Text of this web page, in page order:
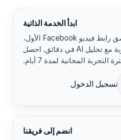
ابدأ الخدمة الذاتية
أنشئ حسابًا مجانيًا، والصق رابط فيديو Facebook الأول،
واحصل على نسخة مكتوبة مع تحليل AI في دقائق. احصل
المجانية لمدة 7 أيام.
تسجيل الدخول
انضم إلى فريقنا